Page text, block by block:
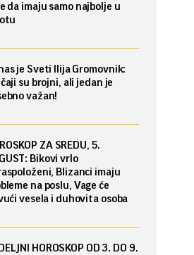
da imaju samo najbolje u
je Sveti Ilija Gromovnik:
su brojni, ali jedan je
važan!
ZA SREDU, 5.
Bikovi vrlo
Blizanci imaju
na poslu, Vage će
vesela i duhovita osoba
HOROSKOP OD 3. DO 9.